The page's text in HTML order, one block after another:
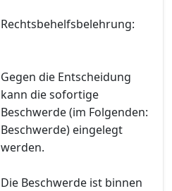
Rechtsbehelfsbelehrung:
Gegen die Entscheidung
kann die sofortige
Beschwerde (im Folgenden:
Beschwerde) eingelegt
werden.
Die Beschwerde ist binnen